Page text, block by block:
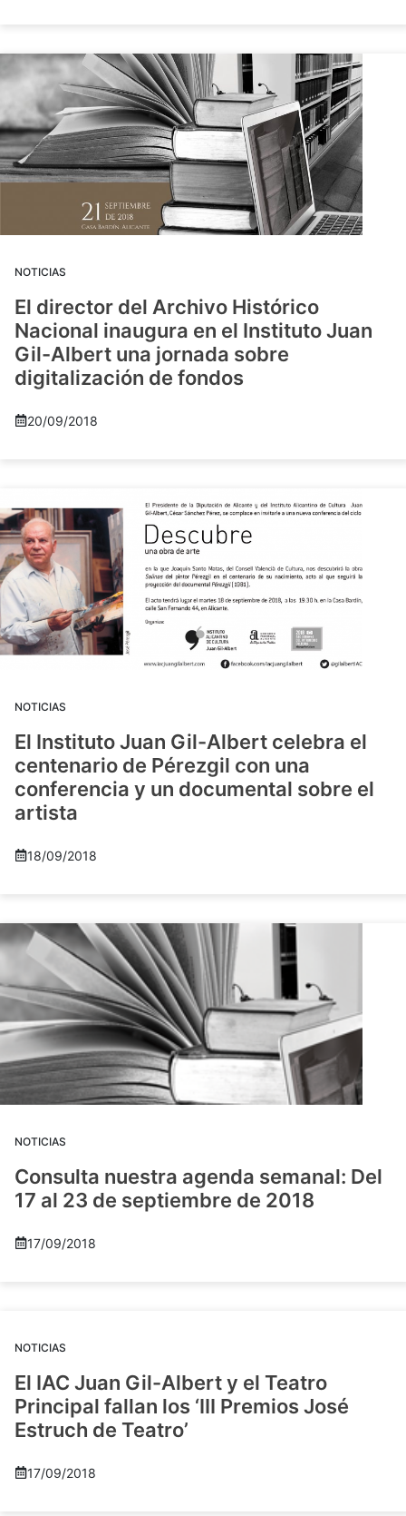
NOTICIAS
El director del Archivo Histórico
Nacional inaugura en el Instituto Juan
Gil-Albert una jornada sobre
digitalización de fondos
20/09/2018
NOTICIAS
El Instituto Juan Gil-Albert celebra el
centenario de Pérezgil con una
conferencia y un documental sobre el
artista
18/09/2018
NOTICIAS
Consulta nuestra agenda semanal: Del
17 al 23 de septiembre de 2018
17/09/2018
NOTICIAS
El IAC Juan Gil-Albert y el Teatro
Principal fallan los ‘III Premios José
Estruch de Teatro’
17/09/2018